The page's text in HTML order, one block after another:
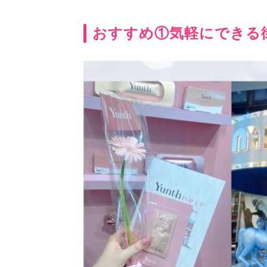
おすすめ①気軽にできる